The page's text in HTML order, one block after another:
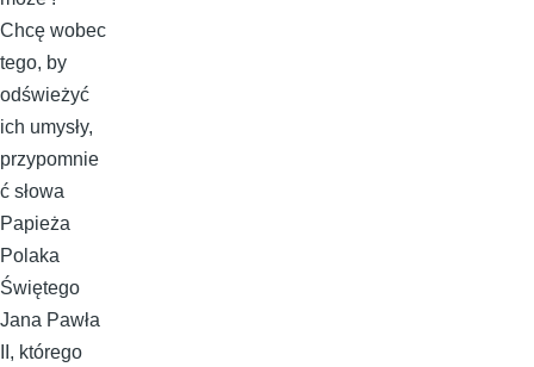
Chcę wobec
tego, by
odświeżyć
ich umysły,
przypomnie
ć słowa
Papieża
Polaka
Świętego
Jana Pawła
II, którego